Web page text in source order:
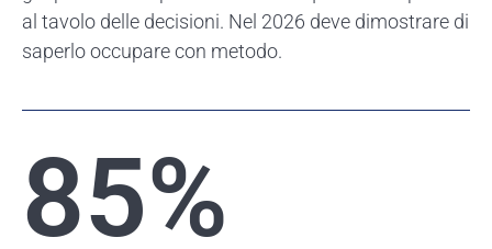
al tavolo delle decisioni. Nel 2026 deve dimostrare di
saperlo occupare con metodo.
85%